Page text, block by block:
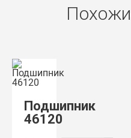
Подшипник
46120